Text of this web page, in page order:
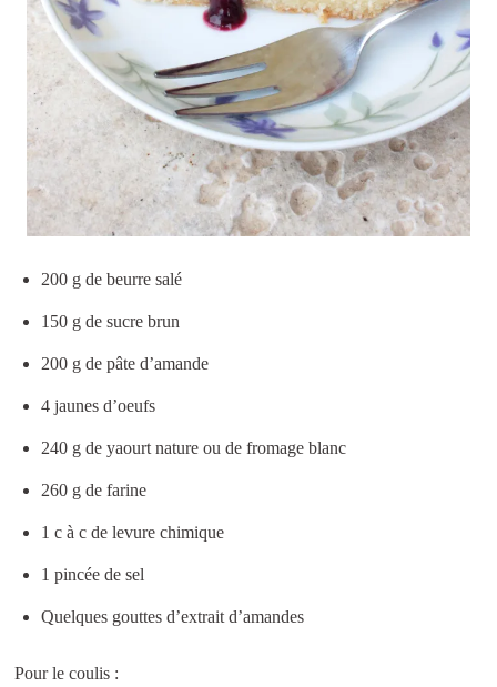
200 g de beurre salé
150 g de sucre brun
200 g de pâte d’amande
4 jaunes d’oeufs
240 g de yaourt nature ou de fromage blanc
260 g de farine
1 c à c de levure chimique
1 pincée de sel
Quelques gouttes d’extrait d’amandes
Pour le coulis :